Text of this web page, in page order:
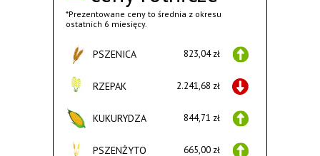
*Prezentowane ceny to średnia z okresu
ostatnich 6 miesięcy.
PSZENICA 823,04 zł
RZEPAK 2.241,68 zł
KUKURYDZA 844,71 zł
PSZENŻYTO 665,00 zł